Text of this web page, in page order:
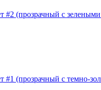
#2 (прозрачный с
#1 (прозрачный с темно-